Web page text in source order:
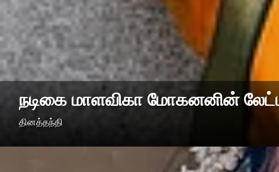
நடிகை மாளவிகா மோகனனின்
தினத்தந்தி